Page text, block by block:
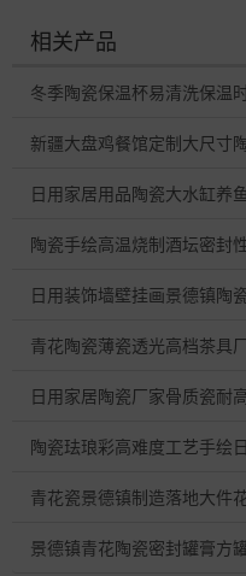
相关产品
冬季陶瓷保温杯易清洗保温
新疆大盘鸡餐馆定制大尺寸
日用家居用品陶瓷大水缸养
陶瓷手绘高温烧制酒坛密封
日用装饰墙壁挂画景德镇陶
青花陶瓷薄瓷透光高档茶具
日用家居陶瓷厂家骨质瓷耐
陶瓷珐琅彩高难度工艺手绘
青花瓷景德镇制造落地大件
景德镇青花陶瓷密封罐膏方